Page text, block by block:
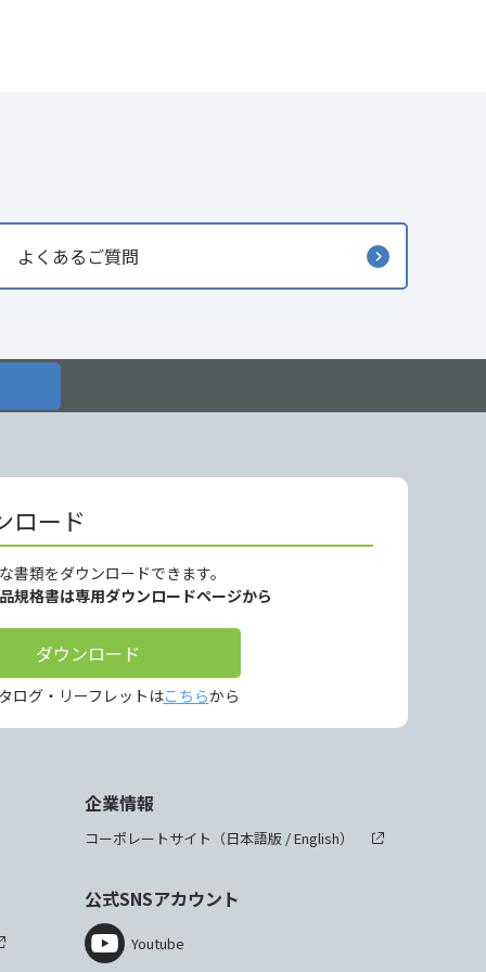
よくあるご質問
ロード
書類をダウンロードできます。
規格書は専用ダウンロードページから
ダウンロード
ログ・リーフレットはこちらから
企業情報
コーポレートサイト（日本語版 /English）
公式SNSアカウント
Youtube